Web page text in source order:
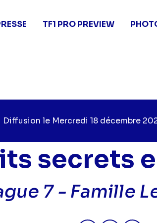
TF1 PRO PREVIEW
Diffusion le Jour
diffusion
Mercredi 18 décembre
secrets
7 - Famille